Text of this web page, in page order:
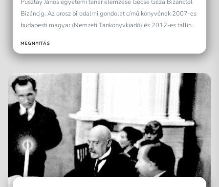
Pusztay János egyetemi tanár elemzése Gecse Géza Bizánctól
Bizáncig. Az orosz birodalmi gondolat című könyvének 2007-es
budapesti magyar (Nemzeti Tankönyvkiadó) és 2012-es tallinni
MEGNYITÁS